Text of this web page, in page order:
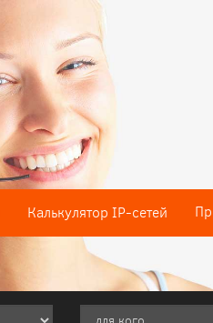
Калькулятор IP-сетей